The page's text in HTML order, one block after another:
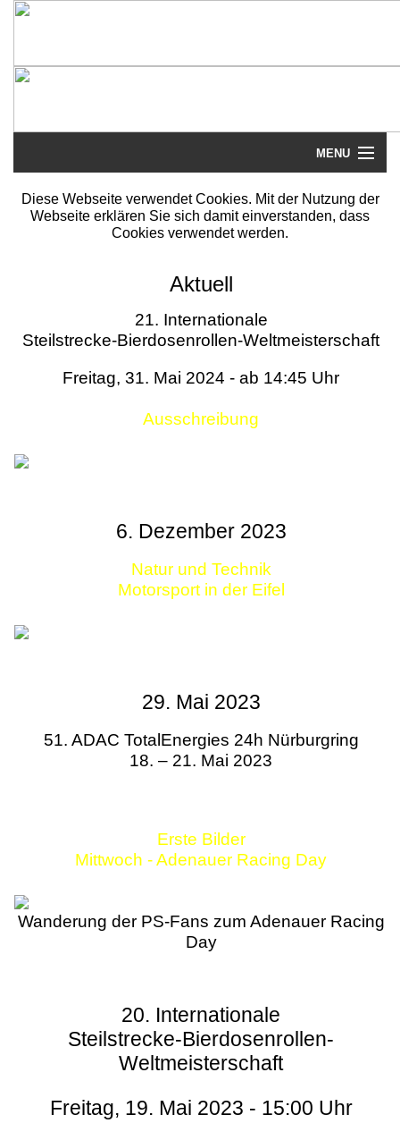
MENU
Startseite
Literatur
Termine
Diese Webseite verwendet Cookies. Mit der Nutzung der
Webseite erklären Sie sich damit einverstanden, dass
Cookies verwendet werden.
Aktuell
21. Internationale
Steilstrecke-Bierdosenrollen-Weltmeisterschaft
Freitag, 31. Mai 2024 - ab 14:45 Uhr
Ausschreibung
6. Dezember 2023
Natur und Technik
Motorsport in der Eifel
29. Mai 2023
51. ADAC TotalEnergies 24h Nürburgring
18. – 21. Mai 2023
Erste Bilder
Mittwoch - Adenauer Racing Day
Wanderung der PS-Fans zum Adenauer Racing
Day
20. Internationale
Steilstrecke-Bierdosenrollen-
Weltmeisterschaft
Freitag, 19. Mai 2023 - 15:00 Uhr